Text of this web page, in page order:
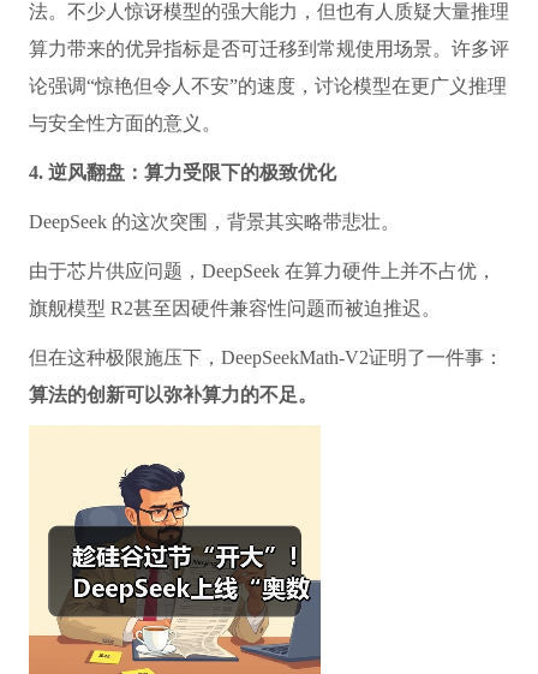
法。不少人惊讶模型的强大能力，但也有人质疑大量推理
算力带来的优异指标是否可迁移到常规使用场景。许多评
论强调“惊艳但令人不安”的速度，讨论模型在更广义推理
与安全性方面的意义。
4. 逆风翻盘：算力受限下的极致优化
DeepSeek 的这次突围，背景其实略带悲壮。
由于芯片供应问题，DeepSeek 在算力硬件上并不占优，
旗舰模型 R2甚至因硬件兼容性问题而被迫推迟。
但在这种极限施压下，DeepSeekMath-V2证明了一件事：
算法的创新可以弥补算力的不足。